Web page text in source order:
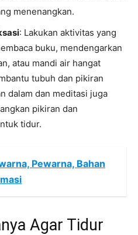
menenangkan.
: Lakukan aktivitas yang
buku, mendengarkan
atau mandi air hangat
tubuh dan pikiran
dalam dan meditasi juga
pikiran dan
tidur.
Pewarna, Bahan
Agar Tidur